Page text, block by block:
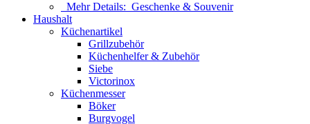
Mehr Details: Geschenke & Souvenir
Haushalt
Küchenartikel
Grillzubehör
Küchenhelfer & Zubehör
Siebe
Victorinox
Küchenmesser
Böker
Burgvogel